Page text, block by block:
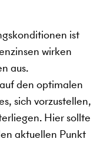
ist
wirken
aus.
den optimalen
sich vorzustellen,
Hier sollte
aktuellen Punkt